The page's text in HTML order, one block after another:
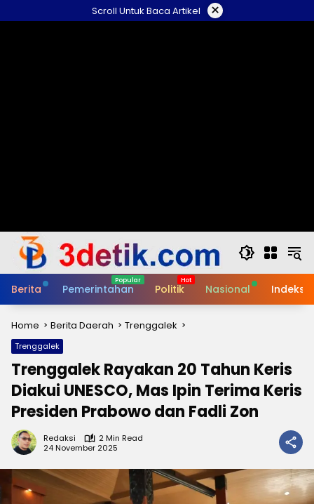
to
Scroll Untuk Baca Artikel ×
Berita Pemerintahan Politik Nasional Indeks
Home Berita Daerah Trenggalek
Trenggalek
Trenggalek Rayakan 20 Tahun Keris
Diakui UNESCO, Mas Ipin Terima Keris
Presiden Prabowo dan Fadli Zon
Redaksi
2 Min Read
24 November 2025